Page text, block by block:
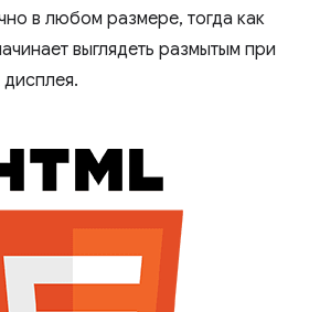
в любом размере, тогда как
выглядеть размытым при